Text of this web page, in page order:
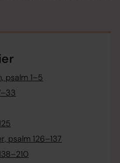
psalm 1–5
psalm 126–137